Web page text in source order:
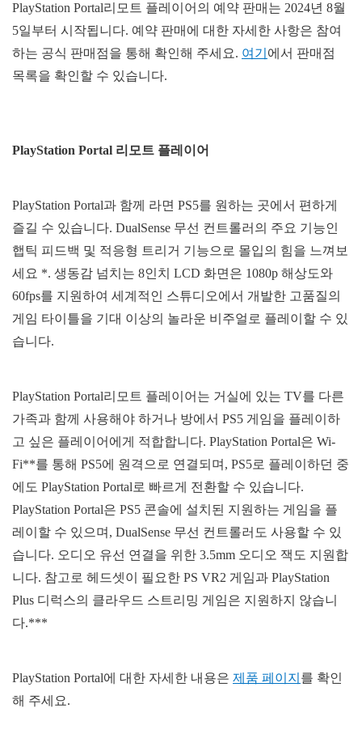
PlayStation Portal리모트 플레이어의 예약 판매는 2024년 8월
5일부터 시작됩니다. 예약 판매에 대한 자세한 사항은 참여
하는 공식 판매점을 통해 확인해 주세요. 여기 에서 판매점
목록을 확인할 수 있습니다.
PlayStation Portal 리모트 플레이어
PlayStation Portal과 함께 라면 PS5를 원하는 곳에서 편하게
즐길 수 있습니다. DualSense 무선 컨트롤러의 주요 기능인
햅틱 피드백 및 적응형 트리거 기능으로 몰입의 힘을 느껴보
세요 *. 생동감 넘치는 8인치 LCD 화면은 1080p 해상도와
60fps를 지원하여 세계적인 스튜디오에서 개발한 고품질의
게임 타이틀을 기대 이상의 놀라운 비주얼로 플레이할 수 있
습니다.
PlayStation Portal리모트 플레이어는 거실에 있는 TV를 다른
가족과 함께 사용해야 하거나 방에서 PS5 게임을 플레이하
고 싶은 플레이어에게 적합합니다. PlayStation Portal은 Wi-
Fi**를 통해 PS5에 원격으로 연결되며, PS5로 플레이하던 중
에도 PlayStation Portal로 빠르게 전환할 수 있습니다.
PlayStation Portal은 PS5 콘솔에 설치된 지원하는 게임을 플
레이할 수 있으며, DualSense 무선 컨트롤러도 사용할 수 있
습니다. 오디오 유선 연결을 위한 3.5mm 오디오 잭도 지원합
니다. 참고로 헤드셋이 필요한 PS VR2 게임과 PlayStation
Plus 디럭스의 클라우드 스트리밍 게임은 지원하지 않습니
다.***
PlayStation Portal에 대한 자세한 내용은 제품 페이지 를 확인
해 주세요.